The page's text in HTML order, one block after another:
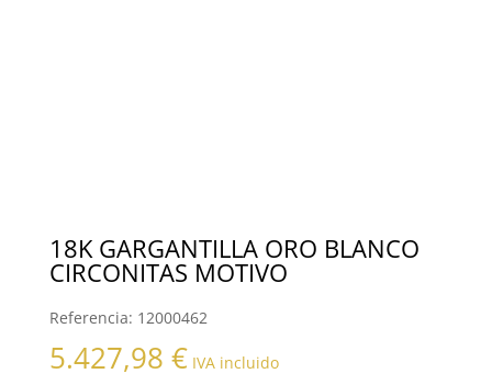
18K GARGANTILLA ORO BLANCO
CIRCONITAS MOTIVO
Referencia: 12000462
5.427,98 € IVA incluido